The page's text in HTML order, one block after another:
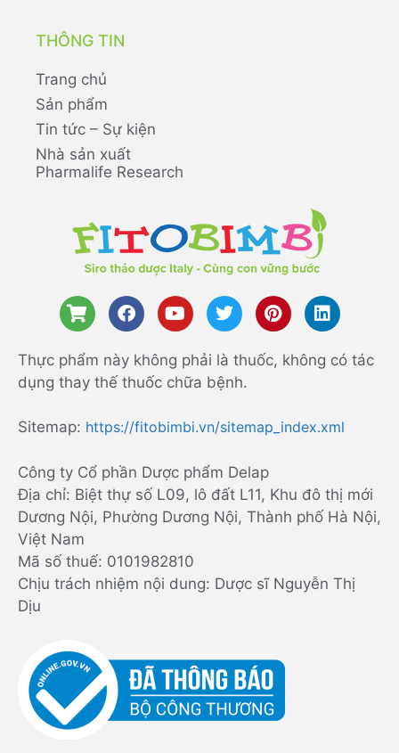
THÔNG TIN
Trang chủ
Sản phẩm
Tin tức – Sự kiện
Nhà sản xuất
Pharmalife Research
Thực phẩm này không phải là thuốc, không có tác
dụng thay thế thuốc chữa bệnh.
Sitemap: https://fitobimbi.vn/sitemap_index.xml
Công ty Cổ phần Dược phẩm Delap
Địa chỉ: Biệt thự số L09, lô đất L11, Khu đô thị mới
Dương Nội, Phường Dương Nội, Thành phố Hà Nội,
Việt Nam
Mã số thuế: 0101982810
Chịu trách nhiệm nội dung: Dược sĩ Nguyễn Thị
Dịu